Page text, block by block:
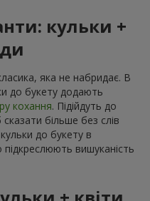
кульки +
яка не набридає. В
до букету додають
кохання. Підійдуть до
більше без слів
до букету в
вишуканість